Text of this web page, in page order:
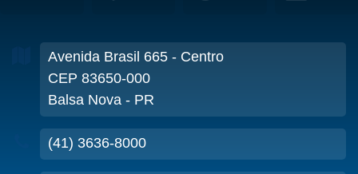
Avenida Brasil 665 - Centro
CEP 83650-000
Balsa Nova - PR
(41) 3636-8000